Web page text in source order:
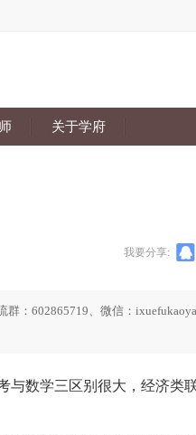
关于学府
我要分享:
：602865719、微信：
数学三区别很大，经济类